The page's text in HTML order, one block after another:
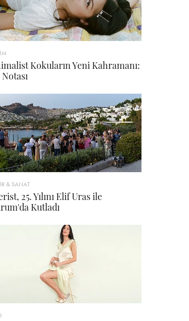
Kokuların Yeni Kahramanı:
& SANAT
25. Yılını Elif Uras ile
Kutladı